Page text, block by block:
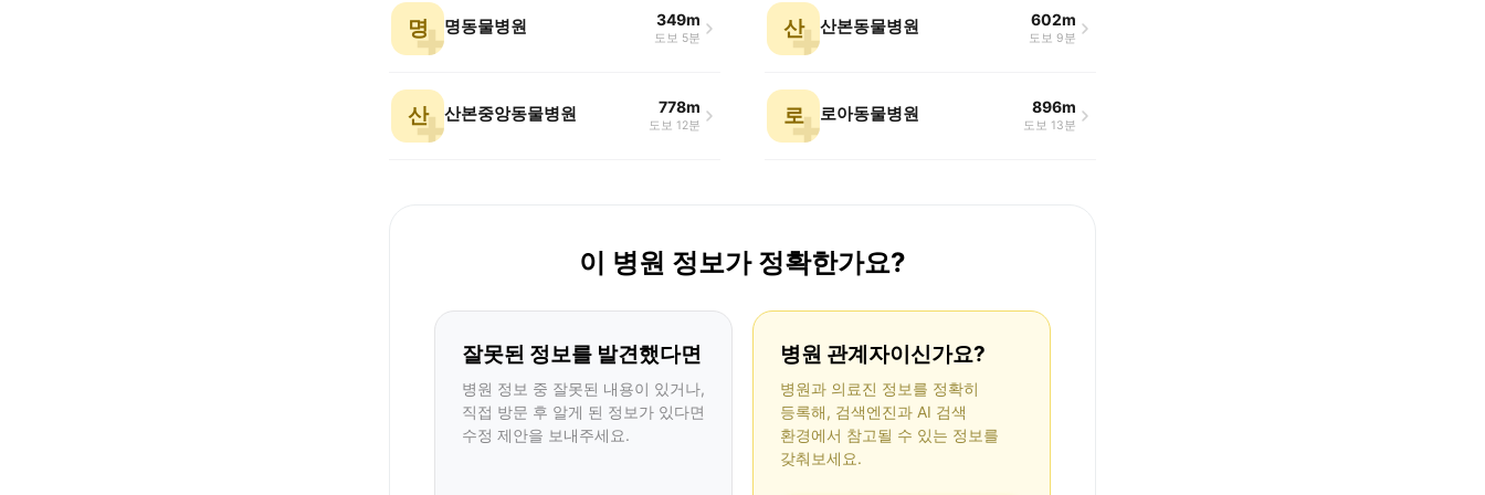
명 명동물병원 349m
도보 5분 산 산본동물병원 602m
도보 9분
산 산본중앙동물병원 778m
도보 12분 로 로아동물병원 896m
도보 13분
이 병원 정보가 정확한가요?
잘못된 정보를 발견했다면
병원 정보 중 잘못된 내용이 있거나,
직접 방문 후 알게 된 정보가 있다면
수정 제안을 보내주세요.
병원 관계자이신가요?
병원과 의료진 정보를 정확히
등록해, 검색엔진과 AI 검색
환경에서 참고될 수 있는 정보를
갖춰보세요.